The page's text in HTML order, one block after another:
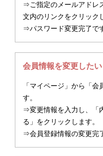
⇒ご指定のメールアドレ
文内のリンクをクリック
⇒パスワード変更完了で
会員情報を変更したい
「マイページ」から「
す。
⇒変更情報を入力し、「
る」をクリックします。
⇒会員登録情報の変更完